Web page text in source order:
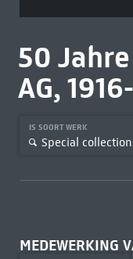
50
AG,
IS SOORT WERK
Special
MEDEWERKING